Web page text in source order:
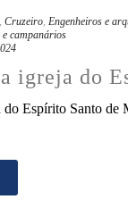
, Cruzeiro, Engenheiros e
campanários
igreja do
Espírito Santo de